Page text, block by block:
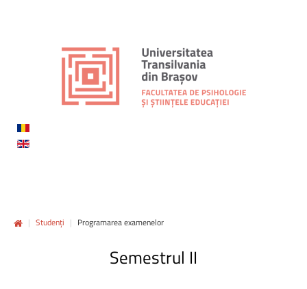
| Studenți | Programarea examenelor
Semestrul II